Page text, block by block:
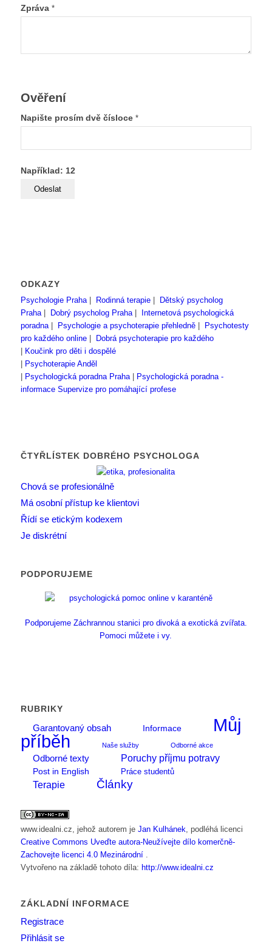
Zpráva *
Ověření
Napište prosím dvě čísloce *
Například: 12
ODKAZY
Psychologie Praha| Rodinná terapie|
Dětský psycholog
Praha| Dobrý psycholog Praha|
Internetová psychologická
poradna| Psychologie a psychoterapie přehledně|
Psychotesty
pro každého online|
Dobrá psychoterapie pro každého
Koučink pro děti i dospělé
Psychoterapie Anděl
Psychologická poradna Praha|
Psychologická poradna -
informace Supervize pro pomáhající profese
ČTYŘLÍSTEK DOBRÉHO PSYCHOLOGA
Chová se profesionálně
Má osobní přístup ke klientovi
Řídí se etickým kodexem
Je diskrétní
PODPORUJEME
Podporujeme Záchrannou stanici pro divoká a exotická zvířata.
Pomoci můžete i vy.
RUBRIKY
Garantovaný obsah
Informace
Můj
příběh
Naše služby Odborné akce
Odborné texty Poruchy příjmu potravy
Post in English Práce studentů
Terapie Články
www.idealni.cz , jehož autorem je Jan Kulhánek , podléhá licenci
Creative Commons Uveďte autora-Neužívejte dílo komerčně-
Zachovejte licenci 4.0 Mezinárodní
Vytvořeno na základě tohoto díla: http://www.idealni.cz
ZÁKLADNÍ INFORMACE
Registrace
Přihlásit se